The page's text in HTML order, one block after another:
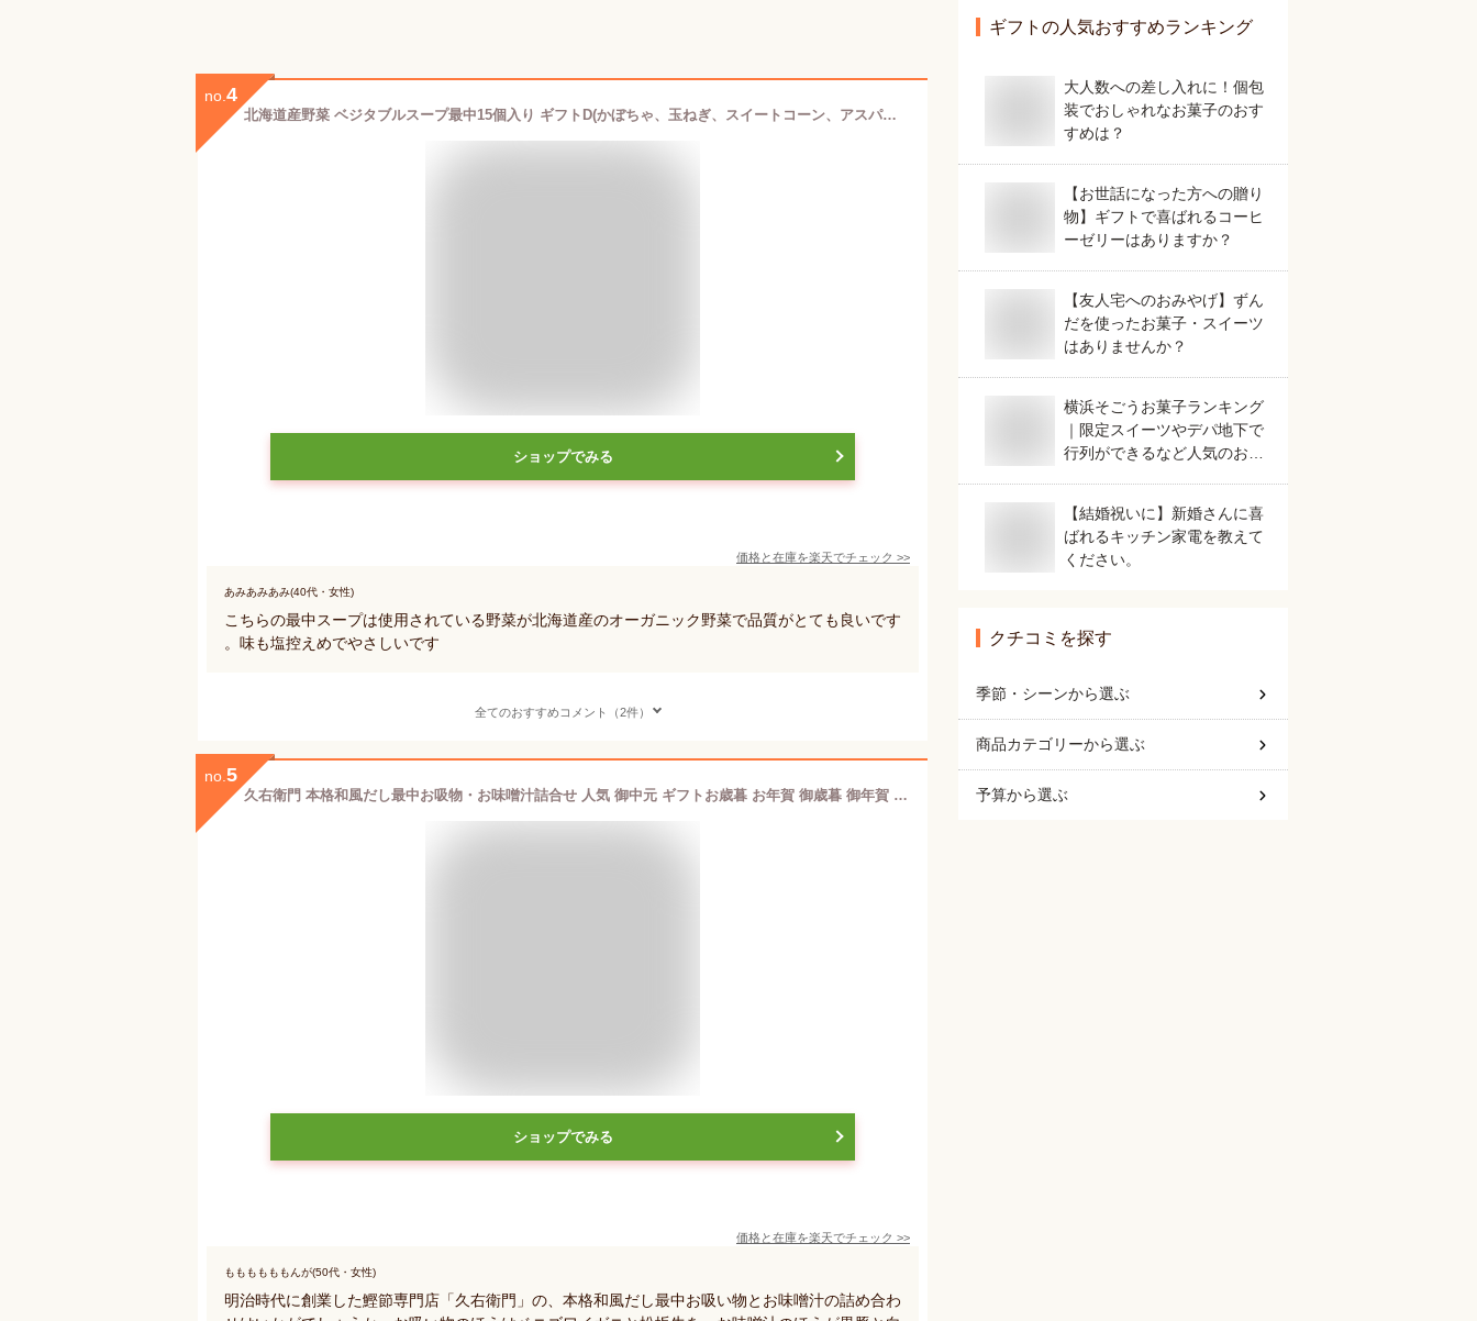
no. 4
北海道産野菜 ベジタブルスープ最中15個入り ギフトD(かぼちゃ、玉ねぎ、スイートコーン、アスパラ、男爵いも各3個)
ショップでみる
価格と在庫を楽天でチェック >>
あみあみあみ(40代・女性)
こちらの最中スープは使用されている野菜が北海道産のオーガニック野菜で品質がとても良いです
。味も塩控えめでやさしいです
全てのおすすめコメント（2件）
no. 5
久右衛門 本格和風だし最中お吸物・お味噌汁詰合せ 人気 御中元 ギフトお歳暮 お年賀 御歳暮 御年賀 お中元 スープギフト ギフト 詰め合わせ セット 内祝・出産祝・誕生日・入園・御祝・ギフト・結婚祝 【挨拶・内祝】【父の日・母の日】
ショップでみる
価格と在庫を楽天でチェック >>
ももももももんが(50代・女性)
明治時代に創業した鰹節専門店「久右衛門」の、本格和風だし最中お吸い物とお味噌汁の詰め合わ
ギフト の人気おすすめランキング
大人数への差し入れに！個包
装でおしゃれなお菓子のおす
すめは？
【お世話になった方への贈り
物】ギフトで喜ばれるコーヒ
ーゼリーはありますか？
【友人宅へのおみやげ】ずん
だを使ったお菓子・スイーツ
はありませんか？
横浜そごうお菓子ランキング
｜限定スイーツやデパ地下で
行列ができるなど人気のおす
【結婚祝いに】新婚さんに喜
ばれるキッチン家電を教えて
ください。
クチコミを探す
季節・シーンから選ぶ
商品カテゴリーから選ぶ
予算から選ぶ